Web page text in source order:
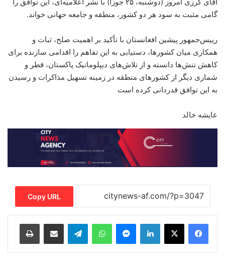
آقای کرزی امروز (دوشنبه، ۲۵ جوزا) با نشر اعلامیه‌ای، این توافق را
گامی مثبت به سود هر دو کشور، منطقه و جامعه جهانی خواند.
رییس‌جمهور پیشین افغانستان با تأکید بر اهمیت صلح، ثبات و
همکاری میان کشورها، دستیابی به این تفاهم را اقدامی سازنده برای
کاهش تنش‌ها دانسته و از تلاش‌های دیپلوماتیک پاکستان، قطر و
شماری دیگر از کشورهای منطقه در زمینه تسهیل مذاکرات و رسیدن
به این توافق قدردانی کرده است
عایشه خالد
Copy URL
LinkedIn
Messenger
WhatsApp
Telegram
Share via Email
Print